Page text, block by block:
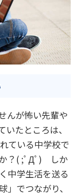
んが怖い先輩や
たところは、
ている中学校で
か？( ;ﾟДﾟ) しか
中学生活を送る
」でつながり、